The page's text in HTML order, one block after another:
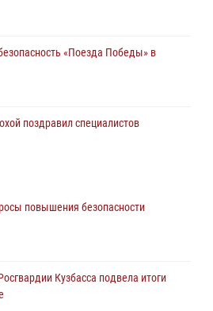
«Поезда Победы» в
поздравил специалистов
в силу новый федеральный закон о
виновника причинения
повышения безопасности
Кузбасса подвела итоги